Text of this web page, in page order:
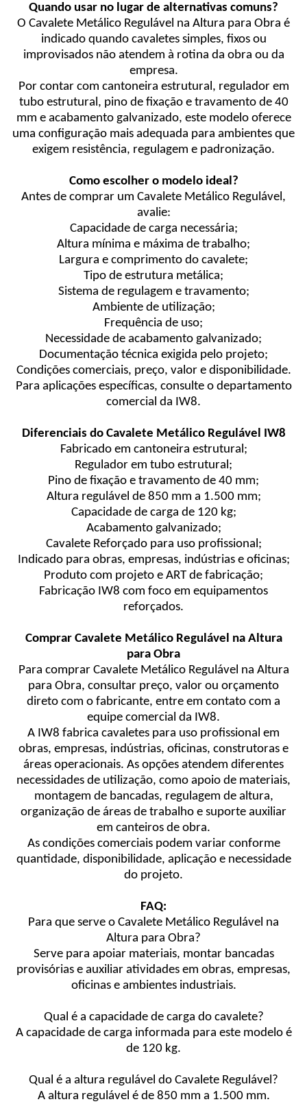
Quando usar no lugar de alternativas comuns?
O Cavalete Metálico Regulável na Altura para Obra é
indicado quando cavaletes simples, fixos ou
improvisados não atendem à rotina da obra ou da
empresa.
Por contar com cantoneira estrutural, regulador em
tubo estrutural, pino de fixação e travamento de 40
mm e acabamento galvanizado, este modelo oferece
uma configuração mais adequada para ambientes que
exigem resistência, regulagem e padronização.
Como escolher o modelo ideal?
Antes de comprar um Cavalete Metálico Regulável,
avalie:
Capacidade de carga necessária;
Altura mínima e máxima de trabalho;
Largura e comprimento do cavalete;
Tipo de estrutura metálica;
Sistema de regulagem e travamento;
Ambiente de utilização;
Frequência de uso;
Necessidade de acabamento galvanizado;
Documentação técnica exigida pelo projeto;
Condições comerciais, preço, valor e disponibilidade.
Para aplicações específicas, consulte o departamento
comercial da IW8.
Diferenciais do Cavalete Metálico Regulável IW8
Fabricado em cantoneira estrutural;
Regulador em tubo estrutural;
Pino de fixação e travamento de 40 mm;
Altura regulável de 850 mm a 1.500 mm;
Capacidade de carga de 120 kg;
Acabamento galvanizado;
Cavalete Reforçado para uso profissional;
Indicado para obras, empresas, indústrias e oficinas;
Produto com projeto e ART de fabricação;
Fabricação IW8 com foco em equipamentos
reforçados.
Comprar Cavalete Metálico Regulável na Altura
para Obra
Para comprar Cavalete Metálico Regulável na Altura
para Obra, consultar preço, valor ou orçamento
direto com o fabricante, entre em contato com a
equipe comercial da IW8.
A IW8 fabrica cavaletes para uso profissional em
obras, empresas, indústrias, oficinas, construtoras e
áreas operacionais. As opções atendem diferentes
necessidades de utilização, como apoio de materiais,
montagem de bancadas, regulagem de altura,
organização de áreas de trabalho e suporte auxiliar
em canteiros de obra.
As condições comerciais podem variar conforme
quantidade, disponibilidade, aplicação e necessidade
do projeto.
FAQ:
Para que serve o Cavalete Metálico Regulável na
Altura para Obra?
Serve para apoiar materiais, montar bancadas
provisórias e auxiliar atividades em obras, empresas,
oficinas e ambientes industriais.
Qual é a capacidade de carga do cavalete?
A capacidade de carga informada para este modelo é
de 120 kg.
Qual é a altura regulável do Cavalete Regulável?
A altura regulável é de 850 mm a 1.500 mm.